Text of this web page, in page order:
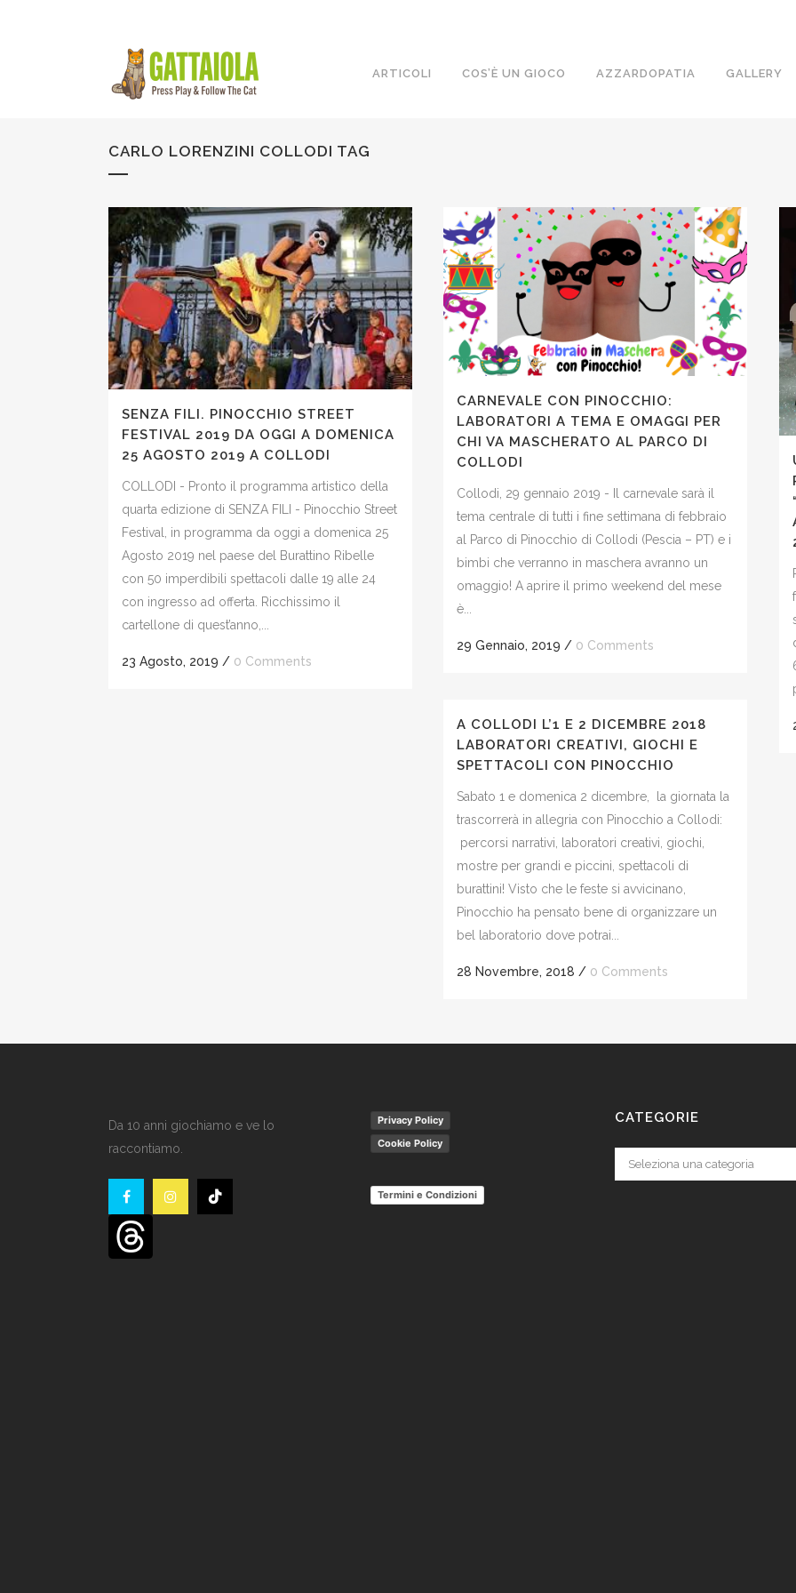
ARTICOLI COS’È UN GIOCO AZZARDOPATIA GALLERY
CARLO LORENZINI COLLODI TAG
SENZA FILI. PINOCCHIO STREET
FESTIVAL 2019 DA OGGI A DOMENICA
25 AGOSTO 2019 A COLLODI
COLLODI - Pronto il programma artistico della
quarta edizione di SENZA FILI - Pinocchio Street
Festival, in programma da oggi a domenica 25
Agosto 2019 nel paese del Burattino Ribelle
con 50 imperdibili spettacoli dalle 19 alle 24
con ingresso ad offerta. Ricchissimo il
cartellone di quest’anno,...
23 Agosto, 2019 / 0 Comments
CARNEVALE CON PINOCCHIO:
LABORATORI A TEMA E OMAGGI PER
CHI VA MASCHERATO AL PARCO DI
COLLODI
Collodi, 29 gennaio 2019 - Il carnevale sarà il
tema centrale di tutti i fine settimana di febbraio
al Parco di Pinocchio di Collodi (Pescia – PT) e i
bimbi che verranno in maschera avranno un
omaggio! A aprire il primo weekend del mese
è...
29 Gennaio, 2019 / 0 Comments
A COLLODI L’1 E 2 DICEMBRE 2018
LABORATORI CREATIVI, GIOCHI E
SPETTACOLI CON PINOCCHIO
Sabato 1 e domenica 2 dicembre, la giornata la
trascorrerà in allegria con Pinocchio a Collodi:
percorsi narrativi, laboratori creativi, giochi,
mostre per grandi e piccini, spettacoli di
burattini! Visto che le feste si avvicinano,
Pinocchio ha pensato bene di organizzare un
bel laboratorio dove potrai...
28 Novembre, 2018 / 0 Comments
Da 10 anni giochiamo e ve lo
raccontiamo.
Privacy Policy
Cookie Policy
Termini e Condizioni
CATEGORIE
Categorie